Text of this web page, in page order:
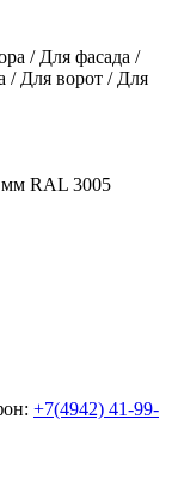
/ Для фасада /
/ Для ворот / Для
RAL 3005
+7(4942) 41-99-